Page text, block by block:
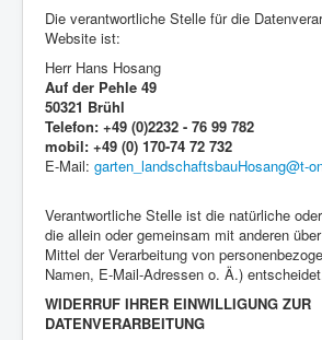
Die verantwortliche Stelle für die
Website ist:
Herr Hans Hosang
Auf der Pehle 49
50321 Brühl
Telefon: +49 (0)2232 - 76 99 782
mobil: +49 (0) 170-74 72 732
E-Mail: garten_landschaftsbauHosang@t-
Verantwortliche Stelle ist die natürliche
die allein oder gemeinsam mit anderen
Mittel der Verarbeitung von
Namen, E-Mail-Adressen o. Ä.)
WIDERRUF IHRER EINWILLIGUNG ZUR
DATENVERARBEITUNG